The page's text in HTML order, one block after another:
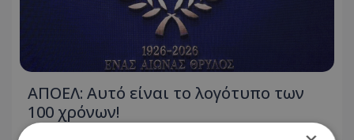
ΑΠΟΕΛ: Αυτό είναι το λογότυπο των
100 χρόνων!